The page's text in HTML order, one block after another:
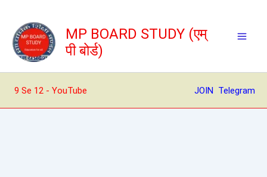
content
MP BOARD STUDY (एम्
पी बोर्ड)
9 Se 12 - YouTube JOIN Telegram